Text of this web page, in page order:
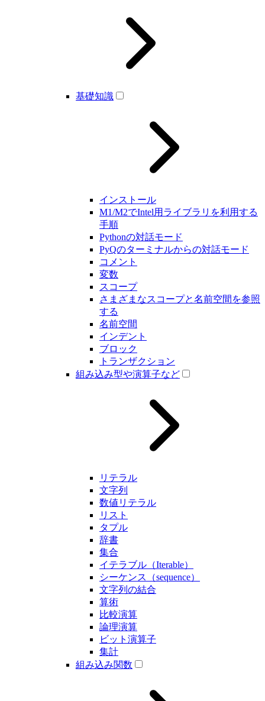
基礎知識
インストール
M1/M2でIntel用ライブラリを利用する
手順
Pythonの対話モード
PyQのターミナルからの対話モード
コメント
変数
スコープ
さまざまなスコープと名前空間を参照
する
名前空間
インデント
ブロック
トランザクション
組み込み型や演算子など
リテラル
文字列
数値リテラル
リスト
タプル
辞書
集合
イテラブル（Iterable）
シーケンス（sequence）
文字列の結合
算術
比較演算
論理演算
ビット演算子
集計
組み込み関数